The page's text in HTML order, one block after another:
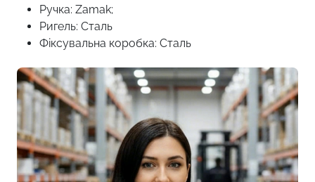
Ручка: Zamak;
Ригель: Сталь
Фіксувальна коробка: Сталь